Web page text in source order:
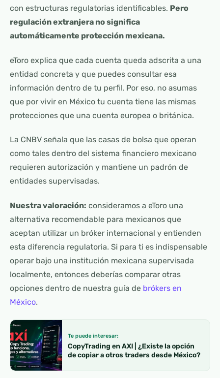
con estructuras regulatorias identificables. Pero
regulación extranjera no significa
automáticamente protección mexicana.
eToro explica que cada cuenta queda adscrita a una
entidad concreta y que puedes consultar esa
información dentro de tu perfil. Por eso, no asumas
que por vivir en México tu cuenta tiene las mismas
protecciones que una cuenta europea o británica.
La CNBV señala que las casas de bolsa que operan
como tales dentro del sistema financiero mexicano
requieren autorización y mantiene un padrón de
entidades supervisadas.
Nuestra valoración: consideramos a eToro una
alternativa recomendable para mexicanos que
aceptan utilizar un bróker internacional y entienden
esta diferencia regulatoria. Si para ti es indispensable
operar bajo una institución mexicana supervisada
localmente, entonces deberías comparar otras
opciones dentro de nuestra guía de brókers en
México.
Te puede interesar:
CopyTrading en AXI | ¿Existe la opción
de copiar a otros traders desde México?